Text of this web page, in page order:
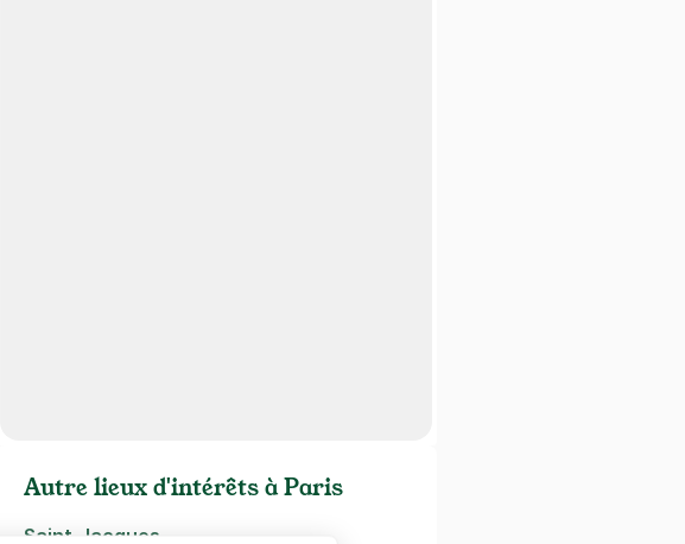
Autre lieux d'intérêts à Paris
Saint-Jacques